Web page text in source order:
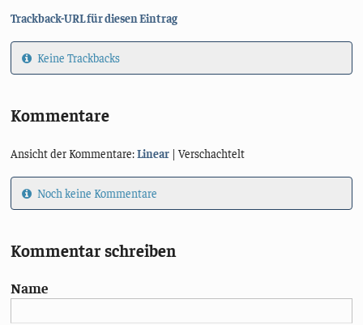
Trackback-URL für diesen Eintrag
Keine Trackbacks
Kommentare
Ansicht der Kommentare:Linear | Verschachtelt
Noch keine Kommentare
Kommentar schreiben
Name